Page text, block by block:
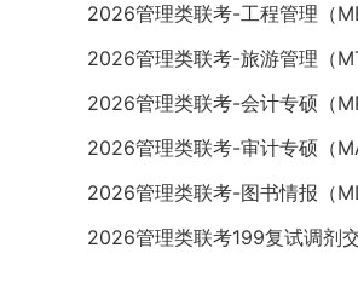
2026管理类联考-工程管理（
2026管理类联考-旅游管理（
2026管理类联考-会计专硕（
2026管理类联考-审计专硕（
2026管理类联考-图书情报（
2026管理类联考199复试调剂